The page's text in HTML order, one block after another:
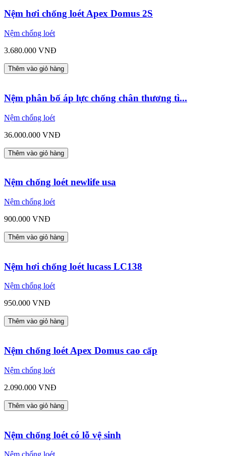
Nệm hơi chống loét Apex Domus 2S
Nệm chống loét
3.680.000 VNĐ
Thêm vào giỏ hàng
Nệm phân bố áp lực chống chân thương tì...
Nệm chống loét
36.000.000 VNĐ
Thêm vào giỏ hàng
Nệm chống loét newlife usa
Nệm chống loét
900.000 VNĐ
Thêm vào giỏ hàng
Nệm hơi chống loét lucass LC138
Nệm chống loét
950.000 VNĐ
Thêm vào giỏ hàng
Nệm chống loét Apex Domus cao cấp
Nệm chống loét
2.090.000 VNĐ
Thêm vào giỏ hàng
Nệm chống loét có lỗ vệ sinh